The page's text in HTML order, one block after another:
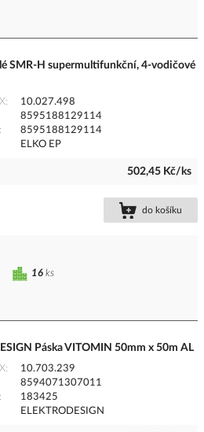
SMR-H supermultifunkční, 4-vodičové
10.027.498
8595188129114
8595188129114
ELKO EP
502,45 Kč/ks
do košíku
16 ks
Páska VITOMIN 50mm x 50m AL
10.703.239
8594071307011
183425
ELEKTRODESIGN